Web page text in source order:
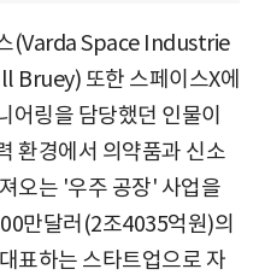
(Varda Space Industrie
Bruey) 또한 스페이스X에
어링을 담당했던 인물이
환경에서 의약품과 신소
오는 '우주 공장' 사업을
만달러(2조4035억원)의
표하는 스타트업으로 자